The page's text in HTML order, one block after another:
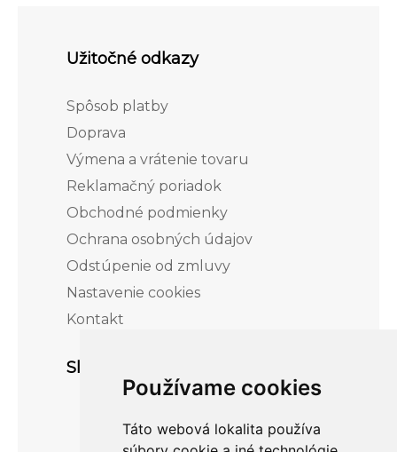
Používame cookies
Táto webová lokalita používa
Užitočné odkazy
Spôsob platby
Doprava
Výmena a vrátenie tovaru
Reklamačný poriadok
Obchodné podmienky
Ochrana osobných údajov
Odstúpenie od zmluvy
Nastavenie cookies
Kontakt
Sledujte nás